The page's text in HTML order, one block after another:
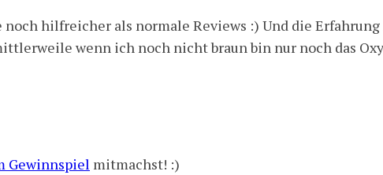
noch hilfreicher als normale Reviews :) Und die
wenn ich noch nicht braun bin nur noch das
Gewinnspiel mitmachst! :)